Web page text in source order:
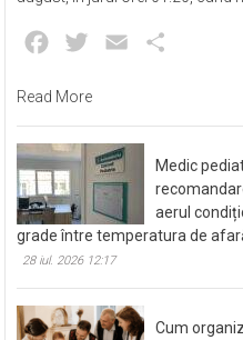
Facebook
Twitter Email
Read More
Medic
aerul
grade între temperatura de
28 iul. 2026 12:17
Cum